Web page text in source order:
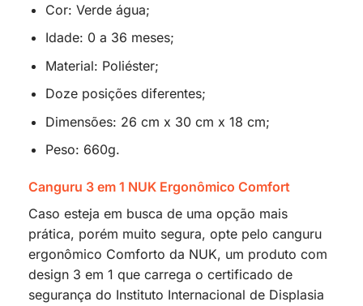
Cor: Verde água;
Idade: 0 a 36 meses;
Material: Poliéster;
Doze posições diferentes;
Dimensões: 26 cm x 30 cm x 18 cm;
Peso: 660g.
Canguru 3 em 1 NUK Ergonômico Comfort
Caso esteja em busca de uma opção mais
prática, porém muito segura, opte pelo canguru
ergonômico Comforto da NUK, um produto com
design 3 em 1 que carrega o certificado de
segurança do Instituto Internacional de Displasia